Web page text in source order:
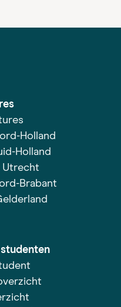
Holland
Holland
Utrecht
Brabant